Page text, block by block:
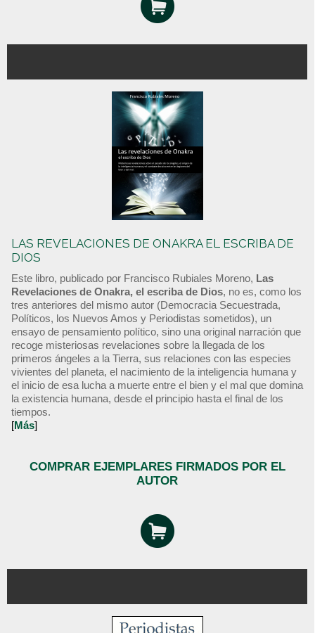
LAS REVELACIONES DE ONAKRA EL ESCRIBA DE
DIOS
Este libro, publicado por Francisco Rubiales Moreno, Las
Revelaciones de Onakra, el escriba de Dios, no es, como los
tres anteriores del mismo autor (Democracia Secuestrada,
Políticos, los Nuevos Amos y Periodistas sometidos), un
ensayo de pensamiento político, sino una original narración que
recoge misteriosas revelaciones sobre la llegada de los
primeros ángeles a la Tierra, sus relaciones con las especies
vivientes del planeta, el nacimiento de la inteligencia humana y
el inicio de esa lucha a muerte entre el bien y el mal que domina
la existencia humana, desde el principio hasta el final de los
tiempos.
[Más]
COMPRAR EJEMPLARES FIRMADOS POR EL
AUTOR